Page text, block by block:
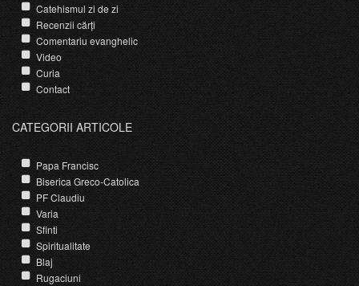
Catehismul zi de zi
Recenzii cărți
Comentariu evanghelic
Video
Curia
Contact
CATEGORII ARTICOLE
Papa Francisc
Biserica Greco-Catolica
PF Claudiu
Varia
Sfinti
Spiritualitate
Blaj
Rugaciuni